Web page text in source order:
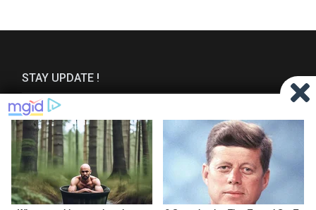
STAY UPDATE !